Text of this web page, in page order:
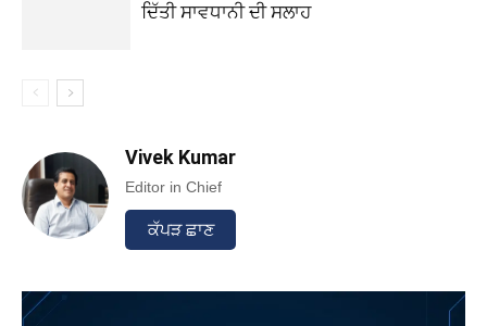
ਦਿੱਤੀ ਸਾਵਧਾਨੀ ਦੀ ਸਲਾਹ
Vivek Kumar
Editor in Chief
ਕੱਪੜ ਛਾਣ